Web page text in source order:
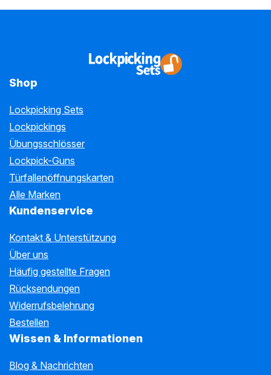
Shop
Lockpicking Sets
Lockpickings
Übungsschlösser
Lockpick-Guns
Türfallenöffnungskarten
Alle Marken
Kundenservice
Kontakt & Unterstützung
Über uns
Häufig gestellte Fragen
Rücksendungen
Widerrufsbelehrung
Bestellen
Wissen & Informationen
Blog & Nachrichten